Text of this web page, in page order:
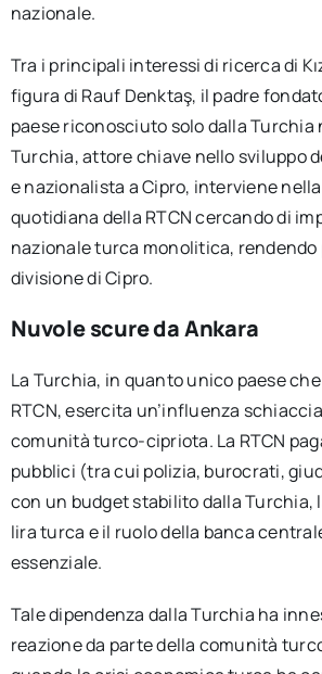
nazionale.
Tra i principali interessi di ricerca di
figura di Rauf Denktaş, il padre
paese riconosciuto solo dalla Turchia
Turchia, attore chiave nello sviluppo
e nazionalista a Cipro, interviene
quotidiana della RTCN cercando di
nazionale turca monolitica,
divisione di Cipro.
Nuvole scure da Ankara
La Turchia, in quanto unico paese
RTCN, esercita un’influenza
comunità turco-cipriota. La RTCN
pubblici (tra cui polizia, burocrati,
con un budget stabilito dalla Turchia,
lira turca e il ruolo della banca
essenziale.
Tale dipendenza dalla Turchia ha
reazione da parte della comunità